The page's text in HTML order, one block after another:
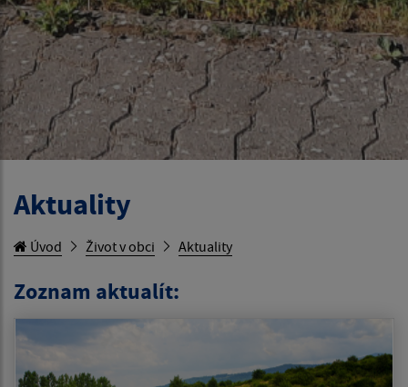
Aktuality
Úvod Život v obci Aktuality
Zoznam aktualít: